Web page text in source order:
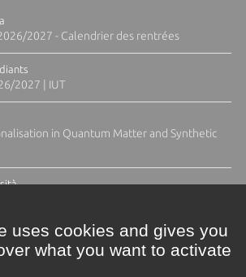
2027 - Calendrier des rentrées
2027 | IUT
in Quantum Matter and Synthetic
uses cookies and gives you
what you want to activate